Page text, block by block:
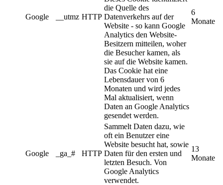
Google __utmz HTTP
die Quelle des
Datenverkehrs auf der
Website - so kann Google
Analytics den Website-
Besitzern mitteilen, woher
die Besucher kamen, als
sie auf die Website kamen.
Das Cookie hat eine
Lebensdauer von 6
Monaten und wird jedes
Mal aktualisiert, wenn
Daten an Google Analytics
gesendet werden.
6
Monate
Google _ga_# HTTP
Sammelt Daten dazu, wie
oft ein Benutzer eine
Website besucht hat, sowie
Daten für den ersten und
letzten Besuch. Von
Google Analytics
verwendet.
13
Monate